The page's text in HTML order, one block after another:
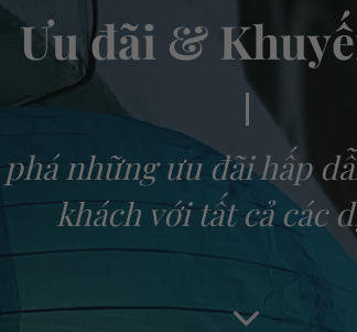
Ưu đãi &
những ưu đãi hấp
khách với tất cả các